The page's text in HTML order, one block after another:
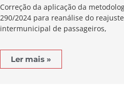
Correção da aplicação da
290/2024 para reanálise do
intermunicipal de passageiros,
Ler mais »